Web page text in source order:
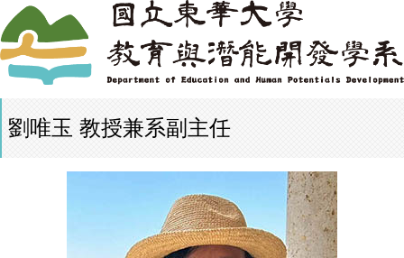
劉唯玉 教授兼系副主任